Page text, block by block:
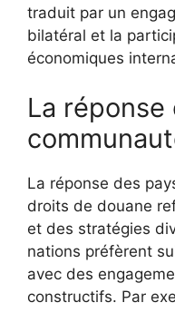
traduit par un
bilatéral et la
économiques
La réponse
La réponse des
droits de douane
et des stratégies
nations préfèrent
avec des
constructifs. Par